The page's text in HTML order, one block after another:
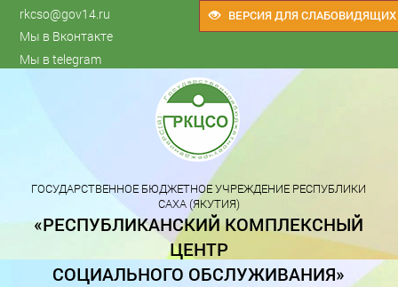
ВЕРСИЯ ДЛЯ СЛАБОВИДЯЩИХ
rkcso@gov14.ru
Мы в Вконтакте
Мы в telegram
ГОСУДАРСТВЕННОЕ БЮДЖЕТНОЕ УЧРЕЖДЕНИЕ РЕСПУБЛИКИ
САХА (ЯКУТИЯ)
«РЕСПУБЛИКАНСКИЙ КОМПЛЕКСНЫЙ
ЦЕНТР
СОЦИАЛЬНОГО ОБСЛУЖИВАНИЯ»